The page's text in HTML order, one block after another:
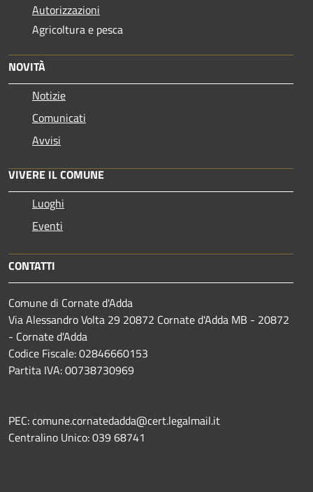
Autorizzazioni
Agricoltura e pesca
NOVITÀ
Notizie
Comunicati
Avvisi
VIVERE IL COMUNE
Luoghi
Eventi
CONTATTI
Comune di Cornate d'Adda
Via Alessandro Volta 29 20872 Cornate d'Adda MB - 20872
- Cornate d'Adda
Codice Fiscale: 02846660153
Partita IVA: 00738730969
PEC: comune.cornatedadda@cert.legalmail.it
Centralino Unico: 039 68741